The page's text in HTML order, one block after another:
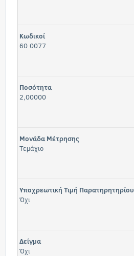
Κωδικοί
60 0077
Ποσότητα
2,00000
Μονάδα Μέτρησης
Τεμάχιο
Υποχρεωτική Τιμή Παρατηρητηρίου
Όχι
Δείγμα
Όχι